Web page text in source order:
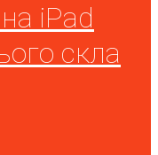
iPad
скла